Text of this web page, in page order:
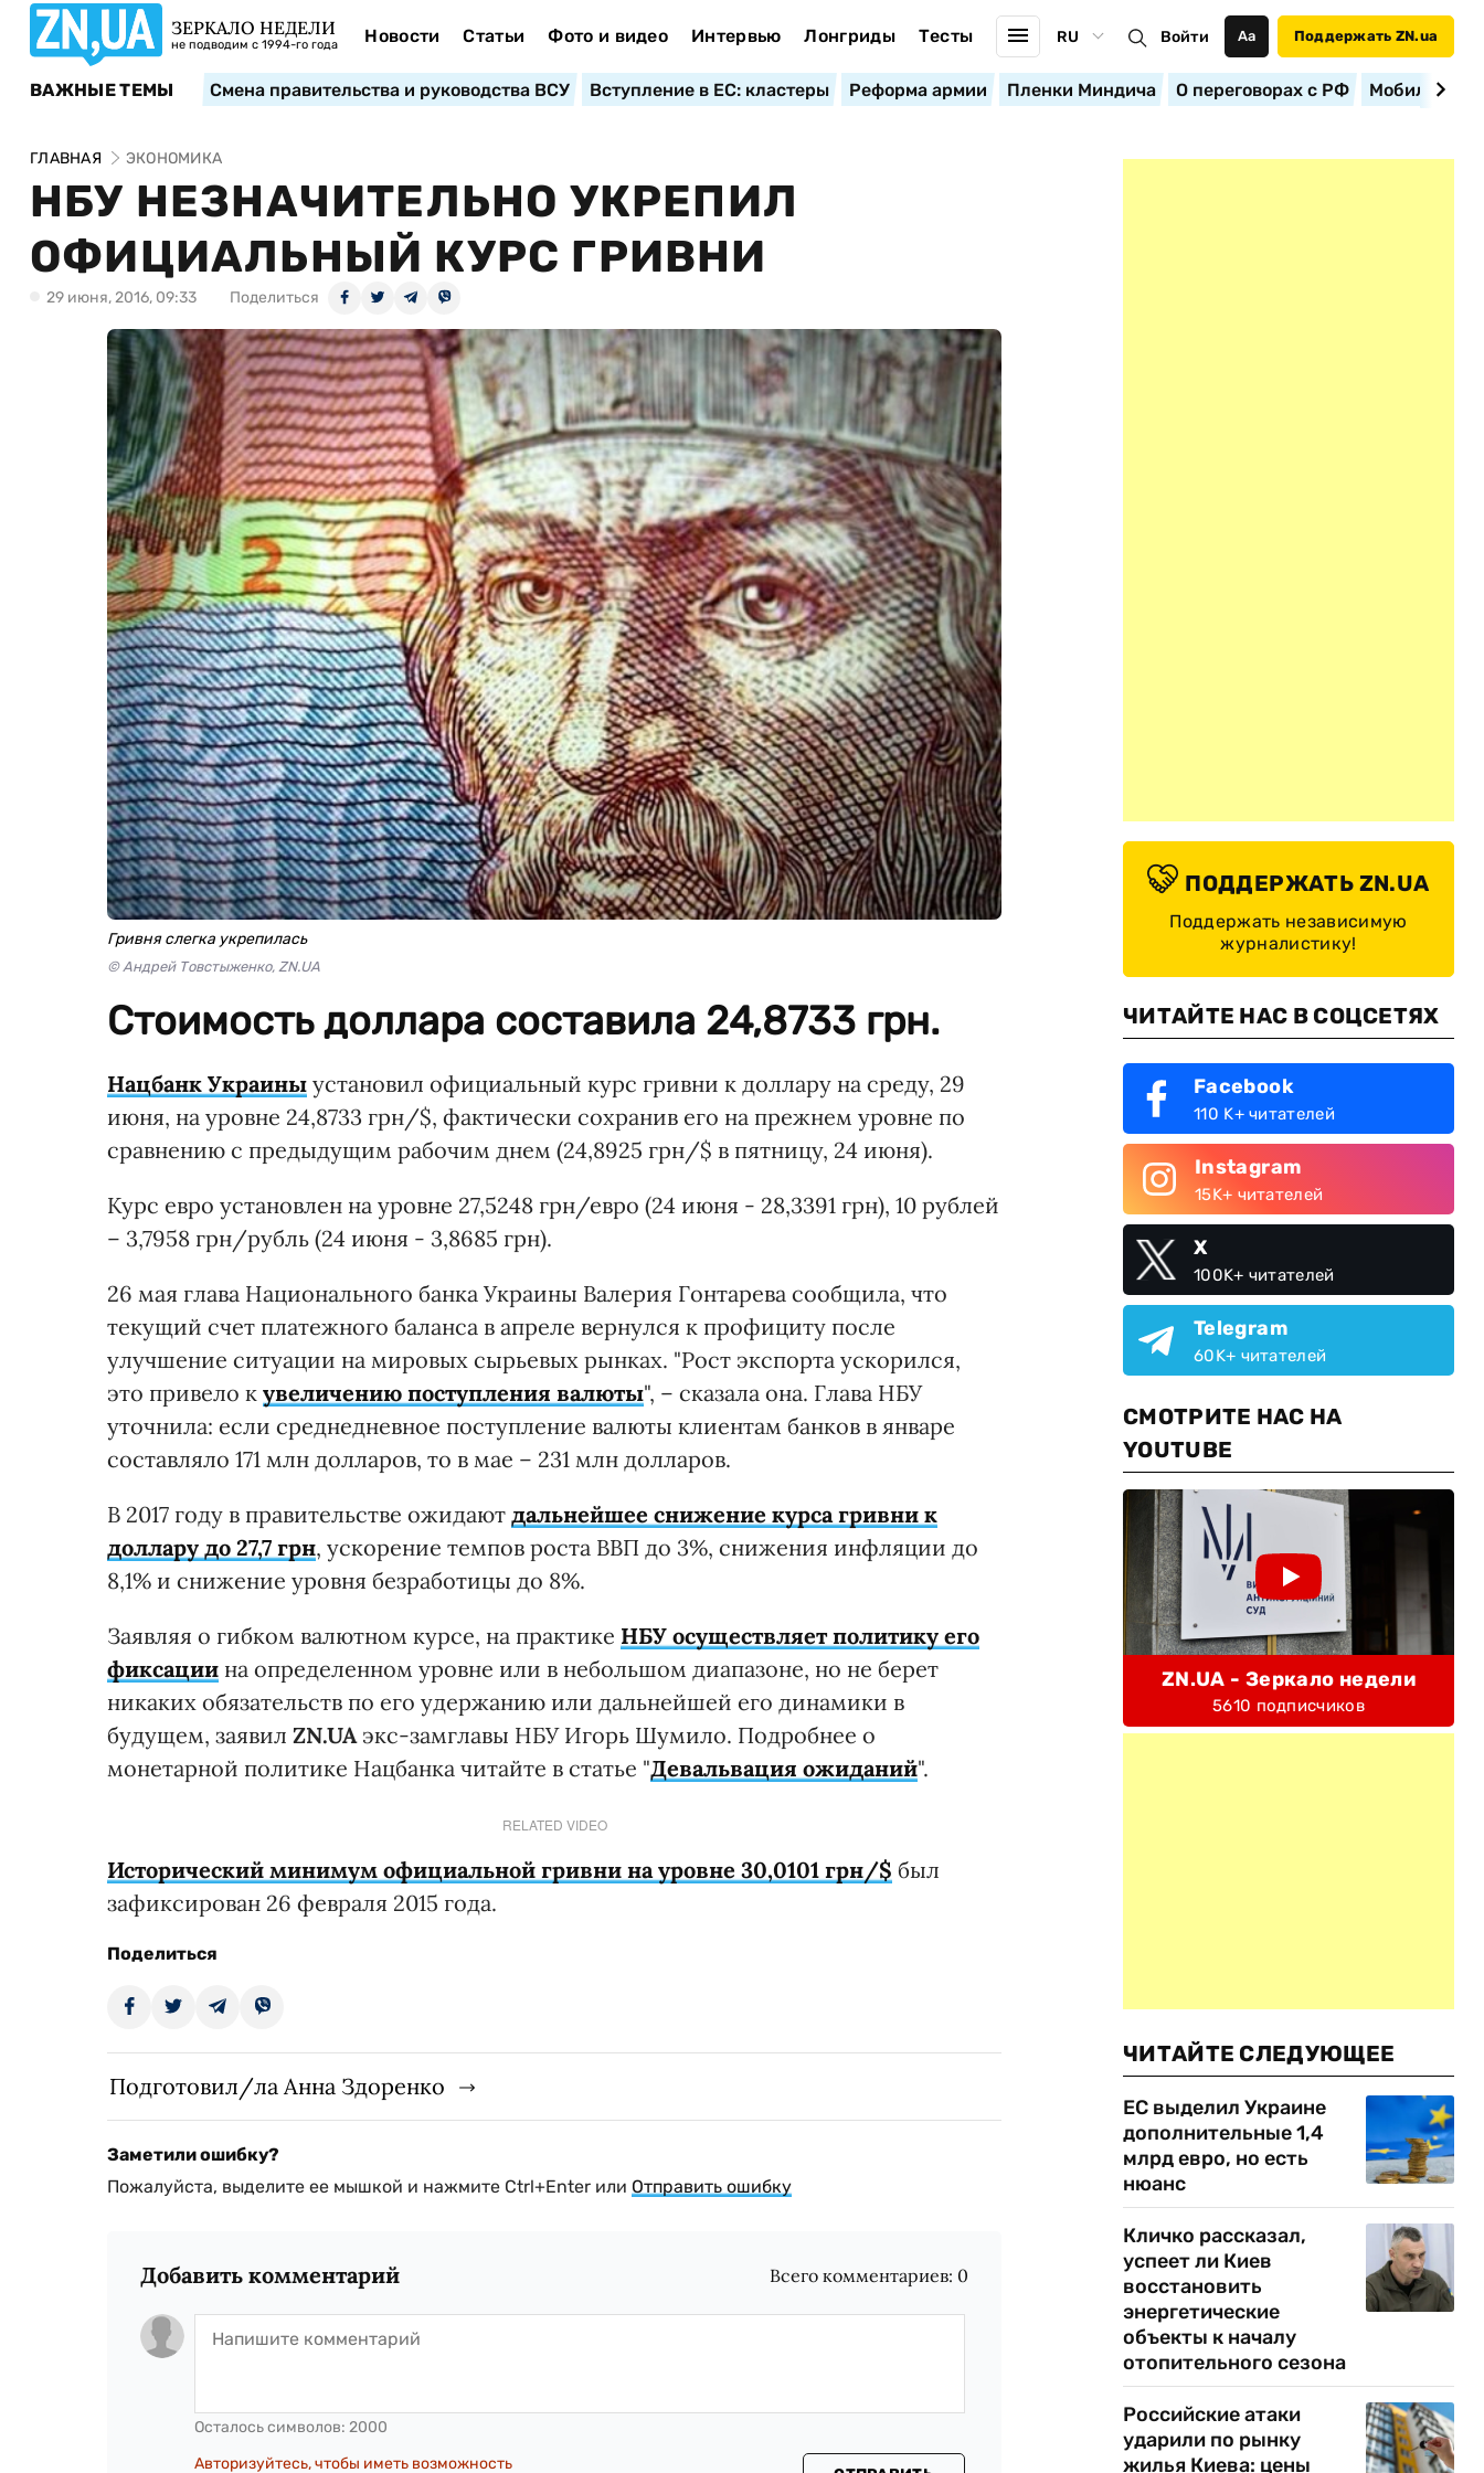
ЗЕРКАЛО НЕДЕЛИ
не подводим с 1994-го года Новости Статьи Фото и видео Интервью Лонгриды Тесты RU Войти Аа Поддержать ZN.ua
ВАЖНЫЕ ТЕМЫ Смена правительства и руководства ВСУ Вступление в ЕС: кластеры Реформа армии Пленки Миндича О переговорах с РФ
ГЛАВНАЯ ЭКОНОМИКА
НБУ НЕЗНАЧИТЕЛЬНО УКРЕПИЛ
ОФИЦИАЛЬНЫЙ КУРС ГРИВНИ
29 июня, 2016, 09:33 Поделиться
Гривня слегка укрепилась
© Андрей Товстыженко, ZN.UA
Стоимость доллара составила 24,8733 грн.
Нацбанк Украины установил официальный курс гривни к доллару на среду, 29
июня, на уровне 24,8733 грн/$, фактически сохранив его на прежнем уровне по
сравнению с предыдущим рабочим днем (24,8925 грн/$ в пятницу, 24 июня).
Курс евро установлен на уровне 27,5248 грн/евро (24 июня - 28,3391 грн), 10 рублей
– 3,7958 грн/рубль (24 июня - 3,8685 грн).
26 мая глава Национального банка Украины Валерия Гонтарева сообщила, что
текущий счет платежного баланса в апреле вернулся к профициту после
улучшение ситуации на мировых сырьевых рынках. "Рост экспорта ускорился,
это привело к увеличению поступления валюты", – сказала она. Глава НБУ
уточнила: если среднедневное поступление валюты клиентам банков в январе
составляло 171 млн долларов, то в мае – 231 млн долларов.
В 2017 году в правительстве ожидают дальнейшее снижение курса гривни к
доллару до 27,7 грн, ускорение темпов роста ВВП до 3%, снижения инфляции до
8,1% и снижение уровня безработицы до 8%.
Заявляя о гибком валютном курсе, на практике НБУ осуществляет политику его
фиксации на определенном уровне или в небольшом диапазоне, но не берет
никаких обязательств по его удержанию или дальнейшей его динамики в
будущем, заявил ZN.UAэкс-замглавы НБУ Игорь Шумило. Подробнее о
монетарной политике Нацбанка читайте в статье "Девальвация ожиданий".
RELATED VIDEO
Исторический минимум официальной гривни на уровне 30,0101 грн/$ был
зафиксирован 26 февраля 2015 года.
Поделиться
Подготовил/ла Анна Здоренко
Заметили ошибку?
Пожалуйста, выделите ее мышкой и нажмите Ctrl+Enter или Отправить ошибку
Добавить комментарий Всего комментариев: 0
Осталось символов: 2000
Авторизуйтесь, чтобы иметь возможность
ПОДДЕРЖАТЬ ZN.UA
Поддержать независимую
журналистику!
ЧИТАЙТЕ НАС В СОЦСЕТЯХ
Facebook
110 K+ читателей
Instagram
15K+ читателей
X
100K+ читателей
Telegram
60K+ читателей
СМОТРИТЕ НАС НА
YOUTUBE
ZN.UA - Зеркало недели
5610 подписчиков
ЧИТАЙТЕ СЛЕДУЮЩЕЕ
ЕС выделил Украине
дополнительные 1,4
млрд евро, но есть
нюанс
Кличко рассказал,
успеет ли Киев
восстановить
энергетические
объекты к началу
отопительного сезона
Российские атаки
ударили по рынку
жилья Киева: цены